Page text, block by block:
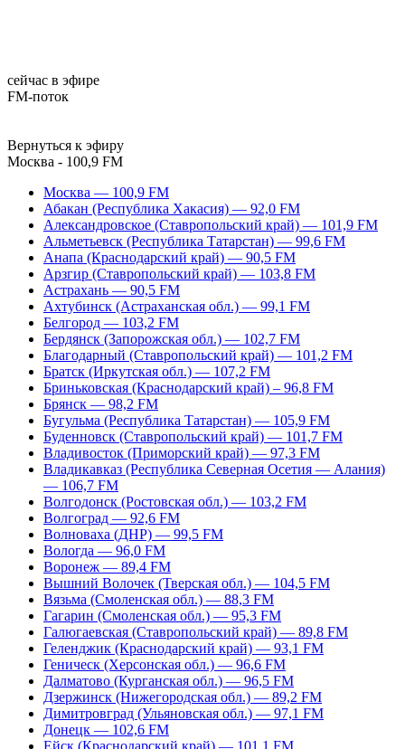
сейчас в эфире
FM-поток
Вернуться к эфиру
Москва - 100,9 FM
Москва — 100,9 FM
Абакан (Республика Хакасия) — 92,0 FM
Александровское (Ставропольский край) — 101,9 FM
Альметьевск (Республика Татарстан) — 99,6 FM
Анапа (Краснодарский край) — 90,5 FM
Арзгир (Ставропольский край) — 103,8 FM
Астрахань — 90,5 FM
Ахтубинск (Астраханская обл.) — 99,1 FM
Белгород — 103,2 FM
Бердянск (Запорожская обл.) — 102,7 FM
Благодарный (Ставропольский край) — 101,2 FM
Братск (Иркутская обл.) — 107,2 FM
Бриньковская (Краснодарский край) – 96,8 FM
Брянск — 98,2 FM
Бугульма (Республика Татарстан) — 105,9 FM
Буденновск (Ставропольский край) — 101,7 FM
Владивосток (Приморский край) — 97,3 FM
Владикавказ (Республика Северная Осетия — Алания)
— 106,7 FM
Волгодонск (Ростовская обл.) — 103,2 FM
Волгоград — 92,6 FM
Волноваха (ДНР) — 99,5 FM
Вологда — 96,0 FM
Воронеж — 89,4 FM
Вышний Волочек (Тверская обл.) — 104,5 FM
Вязьма (Смоленская обл.) — 88,3 FM
Гагарин (Смоленская обл.) — 95,3 FM
Галюгаевская (Ставропольский край) — 89,8 FM
Геленджик (Краснодарский край) — 93,1 FM
Геническ (Херсонская обл.) — 96,6 FM
Далматово (Курганская обл.) — 96,5 FM
Дзержинск (Нижегородская обл.) — 89,2 FM
Димитровград (Ульяновская обл.) — 97,1 FM
Донецк — 102,6 FM
Ейск (Краснодарский край) — 101,1 FM